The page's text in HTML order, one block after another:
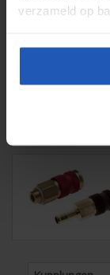
verzameld op